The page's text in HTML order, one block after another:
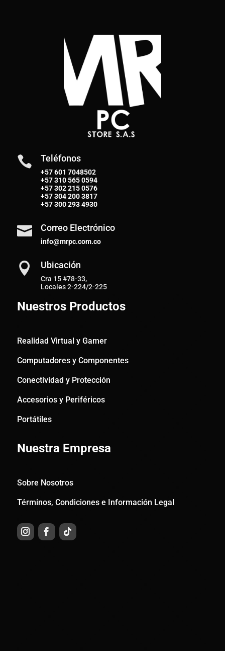
 Teléfonos
+57 601 7048502
+57310 565 0594
+57302 215 0576
+57304 200 3817
+57300 293 4930
 Correo Electrónico
info@mrpc.com.co
 Ubicación
Cra 15 #78-33,
Locales 2-224/2-225
Nuestros Productos
Realidad Virtual y Gamer
Computadores y Componentes
Conectividad y Protección
Accesorios y Periféricos
Portátiles
Nuestra Empresa
Sobre Nosotros
Términos, Condiciones e Información Legal